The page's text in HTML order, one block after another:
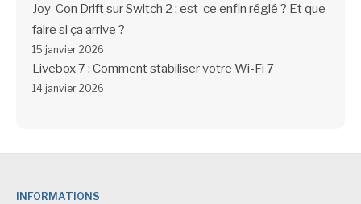
Joy-Con Drift sur Switch 2 : est-ce enfin réglé ? Et que
faire si ça arrive ?
15 janvier 2026
Livebox 7 : Comment stabiliser votre Wi-Fi 7
14 janvier 2026
INFORMATIONS